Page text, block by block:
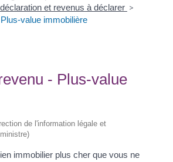
et revenus à déclarer >
value immobilière
- Plus-value
de l'information légale et
immobilier plus cher que vous ne